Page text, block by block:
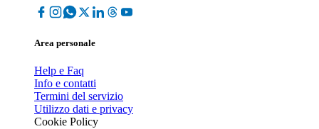
Area personale
Help e Faq
Info e contatti
Termini del servizio
Utilizzo dati e privacy
Cookie Policy